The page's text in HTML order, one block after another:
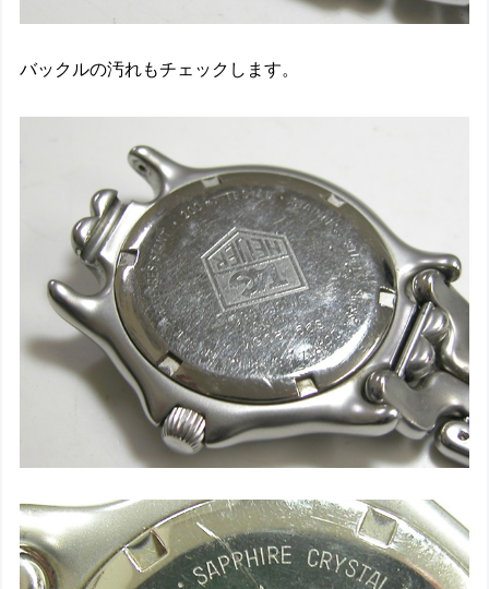
バックルの汚れもチェックします。